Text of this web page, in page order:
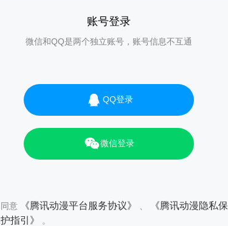
账号登录
微信和QQ是两个独立账号，账号信息不互通
QQ登录
微信登录
同意 《腾讯动漫平台服务协议》
《腾讯动漫隐私保
护指引》
。